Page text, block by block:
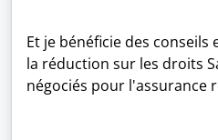
Et je bénéficie des conseils
la réduction sur les droits
négociés pour l'assurance